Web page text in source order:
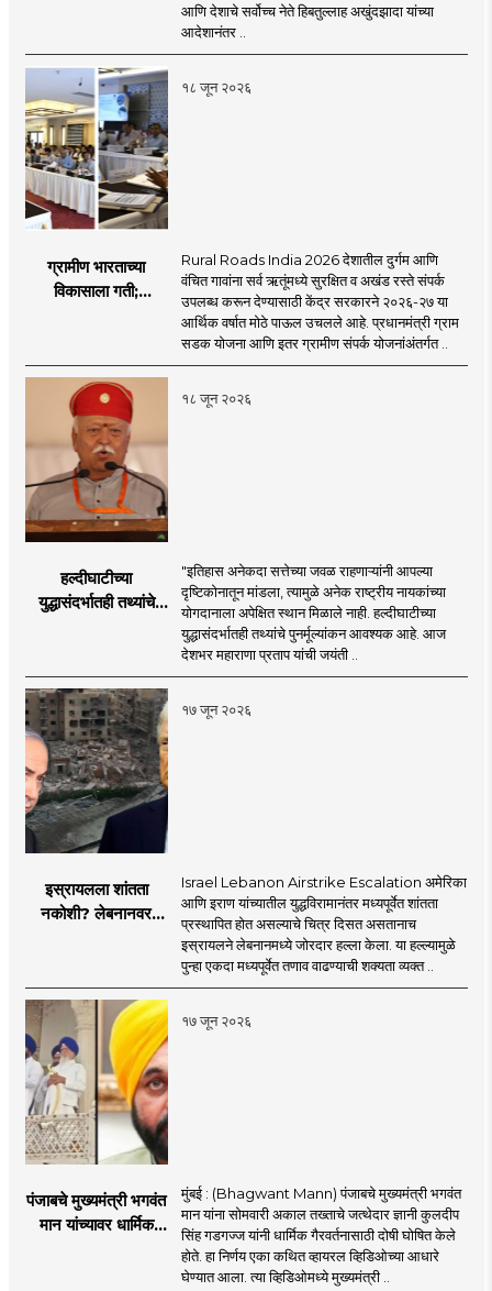
motionlessness and tradition.
आणि देशाचे सर्वोच्च नेते हिबतुल्लाह अखुंदझादा यांच्या
आदेशानंतर ..
१८ जून २०२६
ग्रामीण भारताच्या
विकासाला गती;
लक्ष्य!
Rural Roads India 2026 देशातील दुर्गम आणि
वंचित गावांना सर्व ऋतूंमध्ये सुरक्षित व अखंड रस्ते संपर्क
उपलब्ध करून देण्यासाठी केंद्र सरकारने २०२६-२७ या
आर्थिक वर्षात मोठे पाऊल उचलले आहे. प्रधानमंत्री ग्राम
सडक योजना आणि इतर ग्रामीण संपर्क योजनांअंतर्गत ..
१८ जून २०२६
हल्दीघाटीच्या
युद्धासंदर्भातही तथ्यांचे
मोहनजी भागवत
"इतिहास अनेकदा सत्तेच्या जवळ राहणाऱ्यांनी आपल्या
दृष्टिकोनातून मांडला, त्यामुळे अनेक राष्ट्रीय नायकांच्या
योगदानाला अपेक्षित स्थान मिळाले नाही. हल्दीघाटीच्या
युद्धासंदर्भातही तथ्यांचे पुनर्मूल्यांकन आवश्यक आहे. आज
देशभर महाराणा प्रताप यांची जयंती ..
१७ जून २०२६
इस्रायलला शांतता
नकोशी? लेबनानवर
इराण-अमेरिकेत आरोप-
प्रत्यारोप
Israel Lebanon Airstrike Escalation अमेरिका
आणि इराण यांच्यातील युद्धविरामानंतर मध्यपूर्वेत शांतता
प्रस्थापित होत असल्याचे चित्र दिसत असतानाच
इस्रायलने लेबनानमध्ये जोरदार हल्ला केला. या हल्ल्यामुळे
पुन्हा एकदा मध्यपूर्वेत तणाव वाढण्याची शक्यता व्यक्त ..
१७ जून २०२६
पंजाबचे मुख्यमंत्री भगवंत
मान यांच्यावर धार्मिक
मुंबई : (Bhagwant Mann) पंजाबचे मुख्यमंत्री भगवंत
मान यांना सोमवारी अकाल तख्ताचे जत्थेदार ज्ञानी कुलदीप
सिंह गडगज्ज यांनी धार्मिक गैरवर्तनासाठी दोषी घोषित केले
होते. हा निर्णय एका कथित व्हायरल व्हिडिओच्या आधारे
घेण्यात आला. त्या व्हिडिओमध्ये मुख्यमंत्री ..